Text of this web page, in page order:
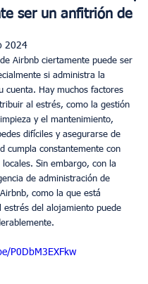
ser un anfitrión de
2024
Airbnb ciertamente puede ser
si administra la
cuenta. Hay muchos factores
al estrés, como la gestión
y el mantenimiento,
difíciles y asegurarse de
cumpla constantemente con
locales. Sin embargo, con la
de administración de
como la que está
estrés del alojamiento puede
P0DbM3EXFkw